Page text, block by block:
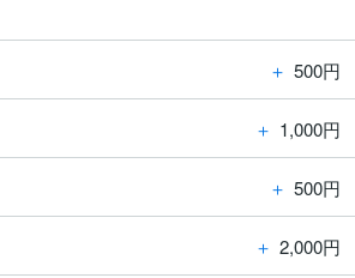
＋ 500円
＋ 1,000円
＋ 500円
＋ 2,000円